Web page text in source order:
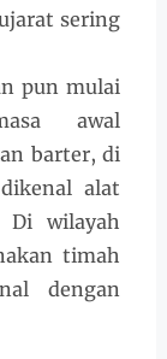
sering
pun mulai
awal
barter, di
alat
Di wilayah
timah
dengan